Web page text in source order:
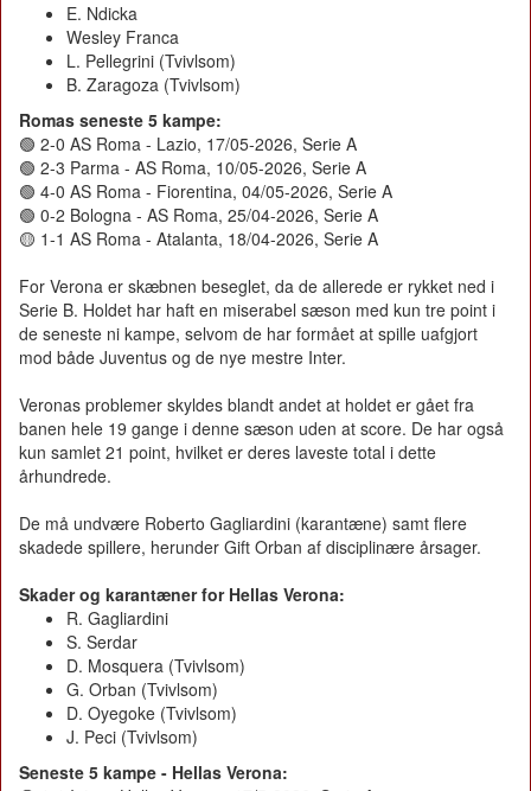
E. Ndicka
Wesley Franca
L. Pellegrini (Tvivlsom)
B. Zaragoza (Tvivlsom)
Romas seneste 5 kampe:
🟢 2-0 AS Roma - Lazio, 17/05-2026, Serie A
🟢 2-3 Parma - AS Roma, 10/05-2026, Serie A
🟢 4-0 AS Roma - Fiorentina, 04/05-2026, Serie A
🟢 0-2 Bologna - AS Roma, 25/04-2026, Serie A
🟡 1-1 AS Roma - Atalanta, 18/04-2026, Serie A
For Verona er skæbnen beseglet, da de allerede er rykket ned i
Serie B. Holdet har haft en miserabel sæson med kun tre point i
de seneste ni kampe, selvom de har formået at spille uafgjort
mod både Juventus og de nye mestre Inter.
Veronas problemer skyldes blandt andet at holdet er gået fra
banen hele 19 gange i denne sæson uden at score. De har også
kun samlet 21 point, hvilket er deres laveste total i dette
århundrede.
De må undvære Roberto Gagliardini (karantæne) samt flere
skadede spillere, herunder Gift Orban af disciplinære årsager.
Skader og karantæner for Hellas Verona:
R. Gagliardini
S. Serdar
D. Mosquera (Tvivlsom)
G. Orban (Tvivlsom)
D. Oyegoke (Tvivlsom)
J. Peci (Tvivlsom)
Seneste 5 kampe - Hellas Verona: